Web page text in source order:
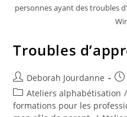
personnes ayant des troubles
Troubles
Deborah Jourdanne
Ateliers alphabétisation /
formations pour les